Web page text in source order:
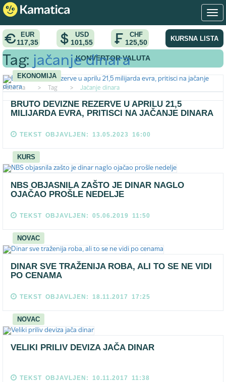
EUR
117,35
USD
101,55
CHF
125,50 KURSNA LISTA
KONVERTOR VALUTA
Pocetna > Tag > Jačanje dinara
Tag: jačanje dinara
EKONOMIJA
BRUTO DEVIZNE REZERVE U APRILU 21,5
MILIJARDA EVRA, PRITISCI NA JAČANJE DINARA
TEKST OBJAVLJEN: 13.05.2023 16:00
KURS
NBS OBJASNILA ZAŠTO JE DINAR NAGLO
OJAČAO PROŠLE NEDELJE
TEKST OBJAVLJEN: 05.06.2019 11:50
NOVAC
DINAR SVE TRAŽENIJA ROBA, ALI TO SE NE VIDI
PO CENAMA
TEKST OBJAVLJEN: 18.11.2017 17:25
NOVAC
VELIKI PRILIV DEVIZA JAČA DINAR
TEKST OBJAVLJEN: 10.11.2017 11:38